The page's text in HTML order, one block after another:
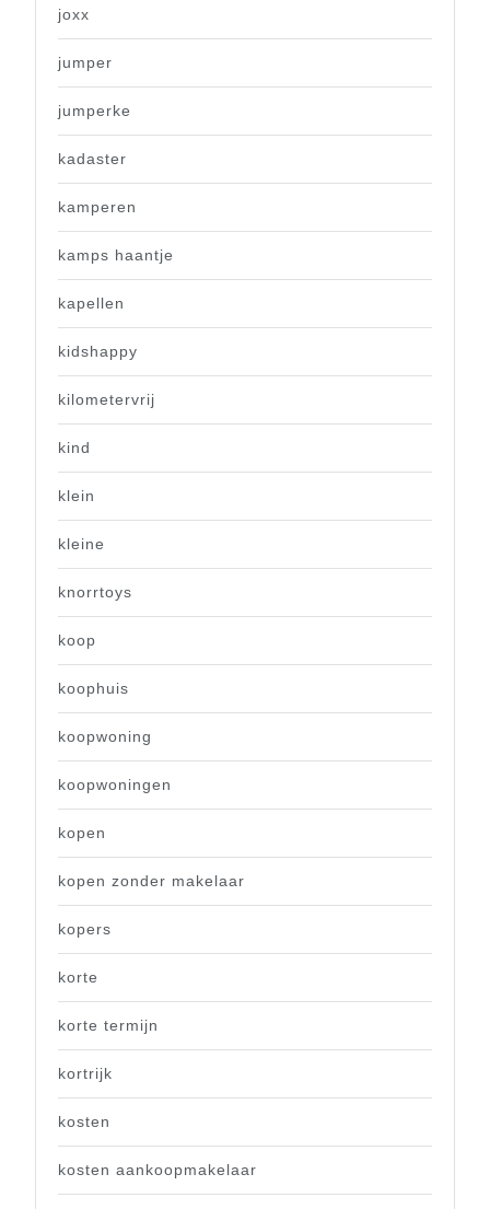
joxx
jumper
jumperke
kadaster
kamperen
kamps haantje
kapellen
kidshappy
kilometervrij
kind
klein
kleine
knorrtoys
koop
koophuis
koopwoning
koopwoningen
kopen
kopen zonder makelaar
kopers
korte
korte termijn
kortrijk
kosten
kosten aankoopmakelaar